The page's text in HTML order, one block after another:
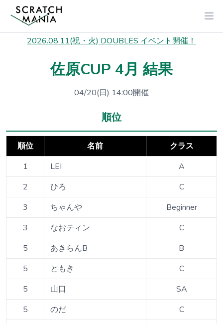
2026.08.11(祝・火) DOUBLES イベント開催！
佐原CUP 4月 結果
04/20(日) 14:00開催
順位
順位 名前
クラス
1
LEI
A
2
ひろ
C
3
ちゃんや
Beginner
3
なおティン
C
5
あきらんB
B
5
ともき
C
5
山口
SA
5
のだ
C